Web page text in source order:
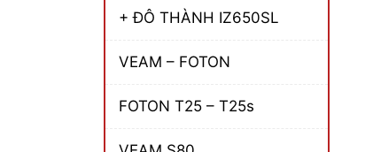
+ ĐÔ THÀNH IZ650SL
VEAM – FOTON
FOTON T25 – T25s